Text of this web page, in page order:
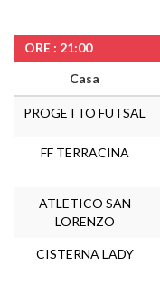
ORE : 21:00
Casa
PROGETTO FUTSAL
FF TERRACINA
ATLETICO SAN
LORENZO
CISTERNA LADY